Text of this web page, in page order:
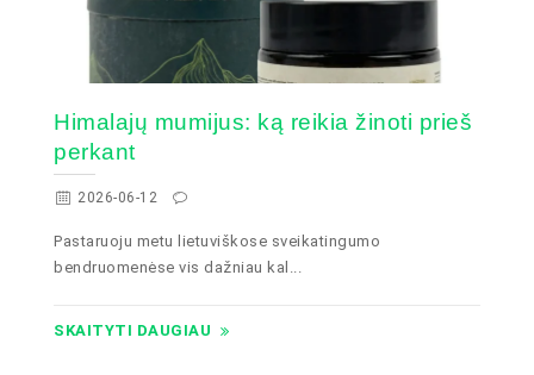
Himalajų mumijus: ką reikia žinoti prieš
perkant
2026-06-12
Pastaruoju metu lietuviškose sveikatingumo
bendruomenėse vis dažniau kal...
SKAITYTI DAUGIAU